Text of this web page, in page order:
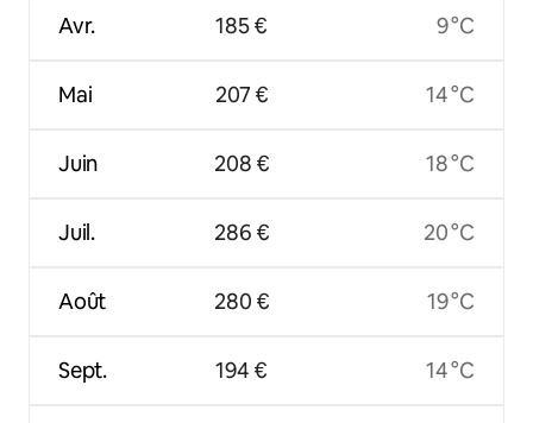
Avr.
Mai
Juin
Juil.
Août
Sept.
185 €
207 €
208 €
286 €
280 €
194 €
9 °C
14 °C
18 °C
20 °C
19 °C
14 °C